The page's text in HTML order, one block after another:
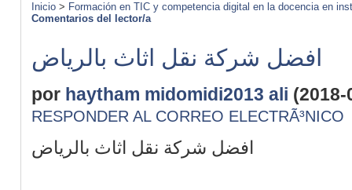
Inicio > Formación en TIC y competencia digital en la docencia en
Comentarios del lector/a
افضل شركة نقل اثاث بالرياض
por haytham midomidi2013 ali (2018-
RESPONDER AL CORREO ELECTRÃ³NICO
افضل شركة نقل اثاث بالرياض